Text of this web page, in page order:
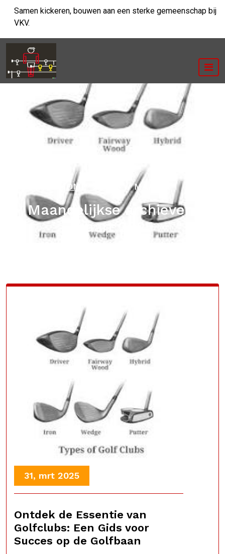
naar
inhoud
Samen kickeren, bouwen aan een sterke gemeenschap bij
VKV.
HOME /MAART
Maandelijkse archieven:
maart 2025
31, mrt 2025
Ontdek de Essentie van
Golfclubs: Een Gids voor
Succes op de Golfbaan